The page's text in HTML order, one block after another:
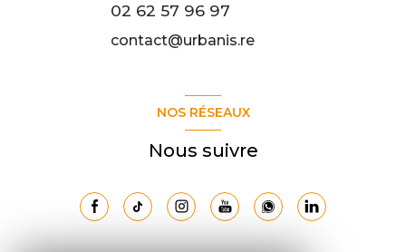
02 62 57 96 97
contact@urbanis.re
NOS RÉSEAUX
Nous suivre